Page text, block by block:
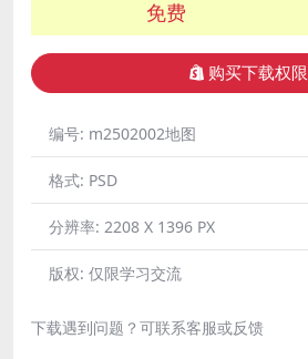
免费
购买下载权限
编号: m2502002地图
格式: PSD
分辨率: 2208 X 1396 PX
版权: 仅限学习交流
下载遇到问题？可联系客服或反馈